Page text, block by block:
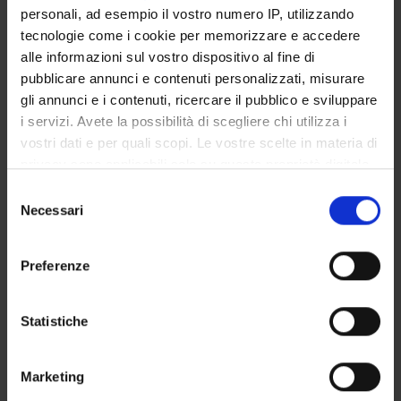
personali, ad esempio il vostro numero IP, utilizzando
tecnologie come i cookie per memorizzare e accedere
alle informazioni sul vostro dispositivo al fine di
pubblicare annunci e contenuti personalizzati, misurare
gli annunci e i contenuti, ricercare il pubblico e sviluppare
i servizi. Avete la possibilità di scegliere chi utilizza i
vostri dati e per quali scopi. Le vostre scelte in materia di
modificare o revocare il proprio consenso in qualsiasi
momento dalla Dichiarazione sui cookie o facendo clic
raccogliere informazioni sulla tua posizione
geografica, con un'approssimazione di qualche
Identificare il tuo dispositivo, scansionandolo
delNecessari
Preferenze
Statistiche
Marketing
Roberto Leone
Incaricato alla ricerca
Giovanna Stoppa
SEZIONI
Farmacologia
AREE DI RICERCA